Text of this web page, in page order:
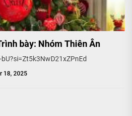
bày: Nhóm Thiên Ân
18, 2025